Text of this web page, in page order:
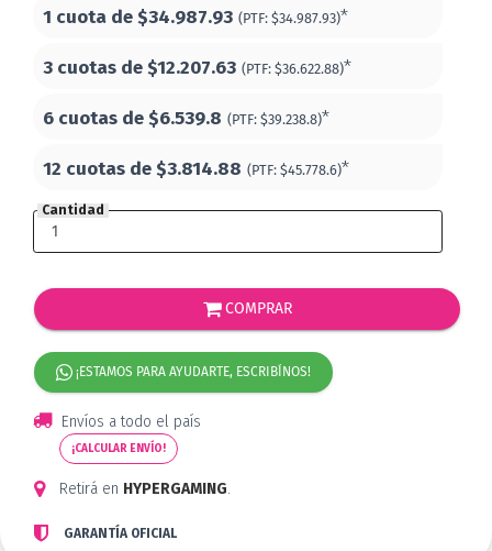
1 cuota de$34.987.93 (PTF: $34.987.93)*
3 cuotas de$12.207.63 (PTF: $36.622.88)*
6 cuotas de$6.539.8 (PTF: $39.238.8)*
12 cuotas de$3.814.88 (PTF: $45.778.6)*
Cantidad
COMPRAR
¡ESTAMOS PARA AYUDARTE, ESCRIBÍNOS!
Envíos a todo el país
¡CALCULAR ENVÍO!
Retirá en HYPERGAMING.
GARANTÍA OFICIAL